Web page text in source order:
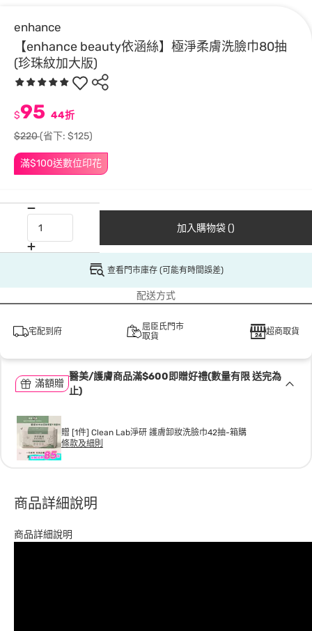
enhance
【enhance beauty依涵絲】極淨柔膚洗臉巾80抽
(珍珠紋加大版)
滿$100送數位印花
$95 44折
$220(省下: $125)
加入購物袋 ()
查看門市庫存 (可能有時間誤差)
配送方式
宅配到府
屈臣氏門市
取貨
超商取貨
滿額贈
醫美/護膚商品滿$600即贈好禮(數量有限 送完為
止)
贈 [1件] Clean Lab淨研 護膚卸妝洗臉巾42抽-箱購
條款及細則
商品詳細說明
商品詳細說明